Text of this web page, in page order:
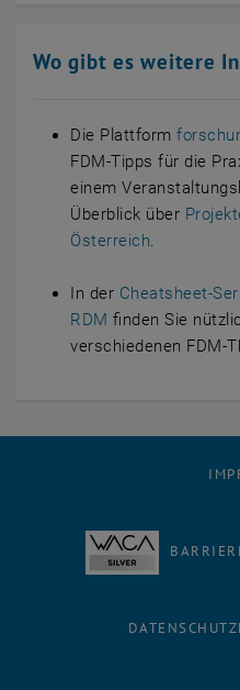
Wo gibt es weitere
Die Plattform
FDM-Tipps für die
einem
Überblick über
Österreich.
In der Cheatsheet-
RDM finden Sie
verschiedenen FDM-